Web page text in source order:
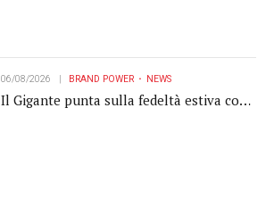
06/08/2026 BRAND POWER NEWS
Il Gigante punta sulla fedeltà estiva con